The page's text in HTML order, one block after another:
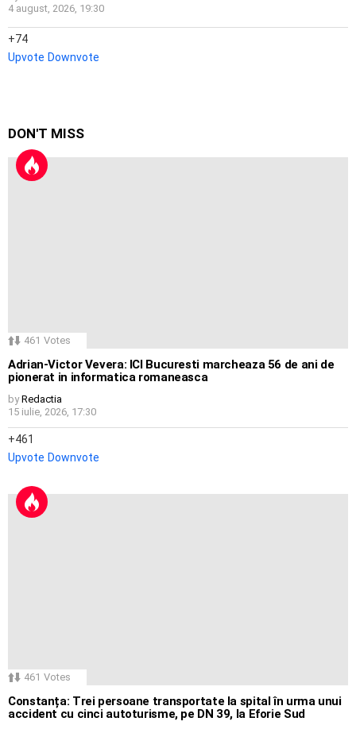
4 august, 2026, 19:30
74
Upvote Downvote
DON'T MISS
461 Votes
Adrian-Victor Vevera: ICI Bucuresti marcheaza 56 de ani de
pionerat in informatica romaneasca
by Redactia
15 iulie, 2026, 17:30
461
Upvote Downvote
461 Votes
Constanța: Trei persoane transportate la spital în urma unui
accident cu cinci autoturisme, pe DN 39, la Eforie Sud